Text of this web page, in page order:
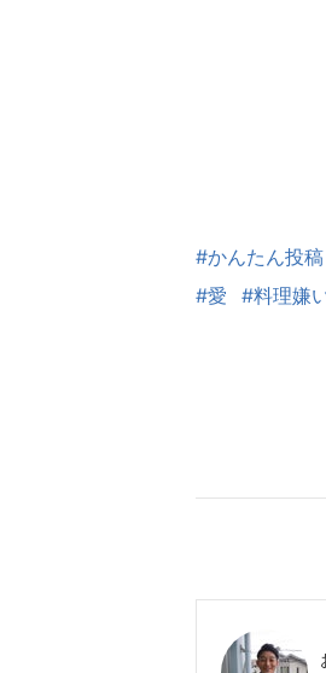
#かんたん投稿
#愛
#料理嫌